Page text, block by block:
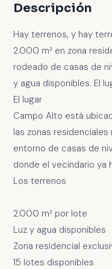
Descripción
Hay terrenos, y hay
2.000 m² en zona
rodeado de casas de
y agua disponibles. El
El lugar
Campo Alto está
las zonas residenciales
entorno de casas de
donde el vecindario ya
Los terrenos
2.000 m² por lote
Luz y agua disponibles
Zona residencial
15 lotes disponibles